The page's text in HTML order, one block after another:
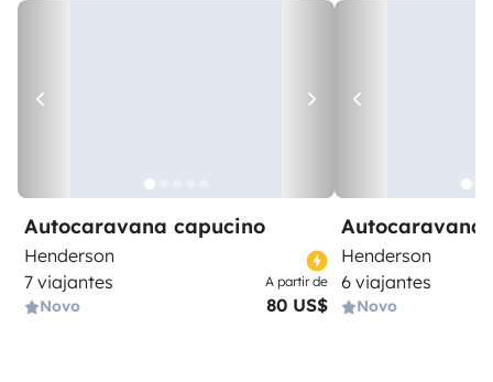
Autocaravana capucino
Henderson
7 viajantes
Novo
A partir de
80 US$
Autocaravana
Henderson
6 viajantes
Novo